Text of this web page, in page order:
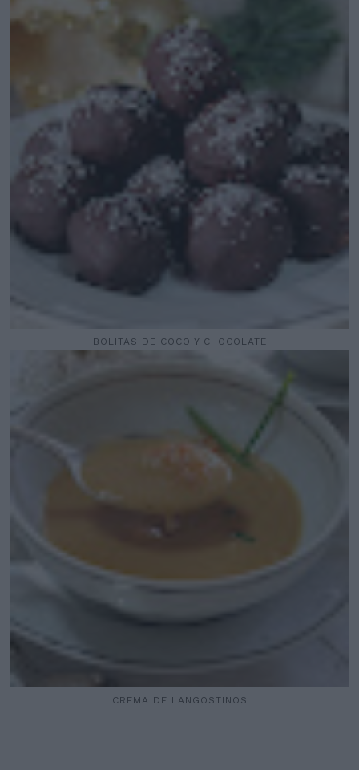
BOLITAS DE COCO Y CHOCOLATE
CREMA DE LANGOSTINOS